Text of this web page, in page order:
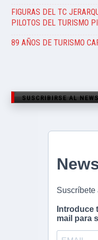
FIGURAS DEL TC
PILOTOS DEL TURISMO
89 AÑOS DE TURISMO
SUSCRIBIRSE AL